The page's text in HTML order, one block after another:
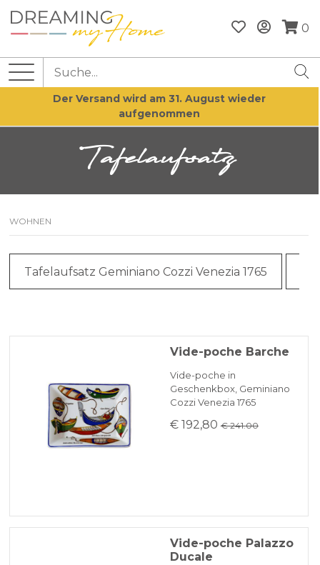
0
Der Versand wird am 31. August wieder
aufgenommen
Tafelaufsatz
WOHNEN
Tafelaufsatz Geminiano Cozzi Venezia 1765
Vide-poche Barche
Vide-poche in
Geschenkbox, Geminiano
Cozzi Venezia 1765
€ 192,80 € 241.00
Vide-poche Palazzo
Ducale